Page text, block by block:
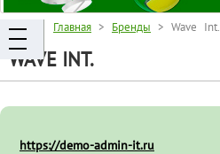
Главная > Бренды > Wave Int.
WAVE INT.
https://demo-admin-it.ru